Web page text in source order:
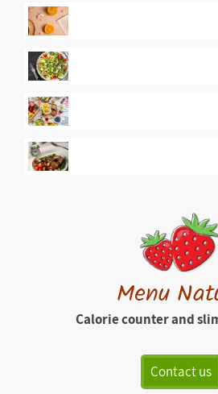
Menu
Calorie counter and
Contact us